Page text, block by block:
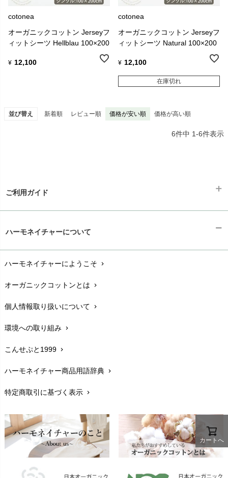
cotonea
オーガニックコットン Jerseyフ
ィットシーツ Hellblau 100×200
¥ 12,100
cotonea
オーガニックコットン Jerseyフ
ィットシーツ Natural 100×200
¥ 12,100
在庫切れ
並び替え 新着順 レビュー順 価格が安い順 価格が高い順
6件中 1-6件表示
カートへ
ご利用ガイド
配送と送料chevron_right
在庫状況と発送予定chevron_right
サイズ・寸法chevron_right
生地・素材chevron_right
お手入れについて
レビューを書こうchevron_right
返品交換chevron_right
FAXでのご注文
お問い合わせchevron_right
ハーモネイチャーについて
ハーモネイチャーにようこそ chevron_right
オーガニックコットンとは chevron_right
個人情報取り扱いについて chevron_right
環境への取り組み chevron_right
こんせぷと1999 chevron_right
ハーモネイチャー商品用語辞典 chevron_right
特定商取引に基づく表示 chevron_right